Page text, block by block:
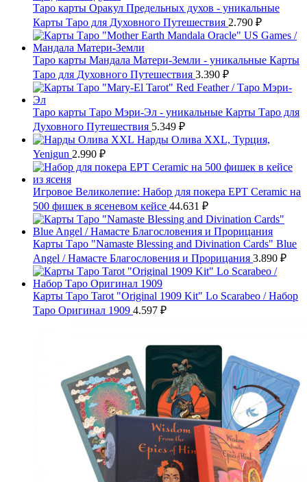
Таро карты Оракул Предельных духов - уникальные
Карты Таро для Духовного Путешествия 2.790 ₽
Таро карты Мандала Матери-Земли - уникальные Карты
Таро для Духовного Путешествия 3.390 ₽
Таро карты Таро Мэри-Эл - уникальные Карты Таро для
Духовного Путешествия 5.349 ₽
Нарды Олива XXL, Турция,
Yenigun 2.990 ₽
Игровое Великолепие: Набор для покера EPT Ceramic на
500 фишек в ясеневом кейсе 44.631 ₽
Карты Таро "Namaste Blessing and Divination Cards" Blue
Angel / Намасте Благословения и Прорицания 3.890 ₽
Карты Таро Tarot "Original 1909 Kit" Lo Scarabeo / Набор
Таро Оригинал 1909 4.597 ₽